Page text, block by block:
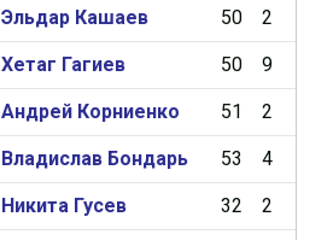
Эльдар Кашаев 50 2
Хетаг Гагиев 50 9
Андрей Корниенко 51 2
Владислав Бондарь 53 4
Никита Гусев 32 2